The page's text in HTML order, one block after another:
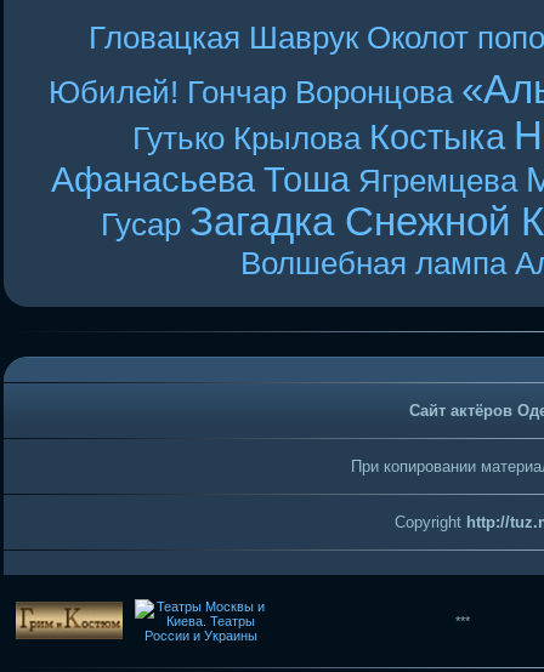
Гловацкая Шаврук Околот
Юбилей! Гончар Воронцова
Гутько Крылова Костыка
Афанасьева Тоша Ягремцева
Гусар Загадка Снежной
Волшебная лампа
Сайт актёров
При копировании
Copyright http://
***